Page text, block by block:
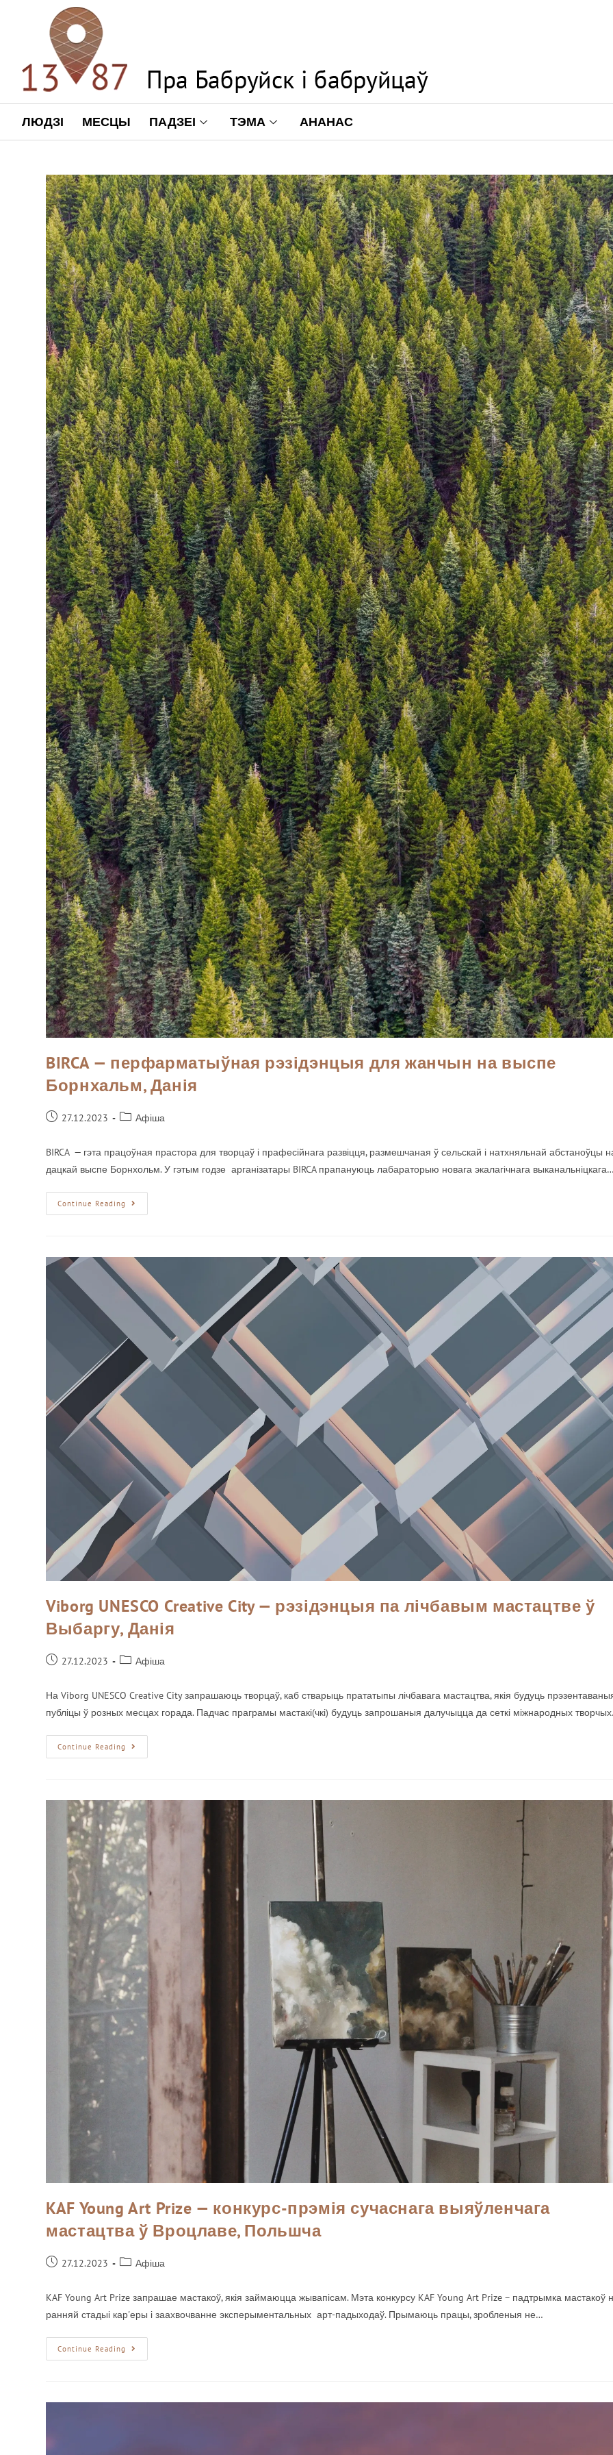
ЛЮДЗІ МЕСЦЫ ПАДЗЕІ ТЭМА АНАНАС
BIRCA — перфарматыўная рэзідэнцыя для жанчын на выспе
Борнхальм, Данія
27.12.2023 Афіша
BIRCA — гэта працоўная прастора для творцаў і прафесійнага развіцця, размешчаная ў сельскай і натхняльнай абстаноўцы
дацкай выспе Борнхольм. У гэтым годзе арганізатары BIRCA прапануюць лабараторыю новага экалагічнага
Continue Reading
Viborg UNESCO Creative City — рэзідэнцыя па лічбавым мастацтве ў
Выбаргу, Данія
27.12.2023 Афіша
На Viborg UNESCO Creative City запрашаюць творцаў, каб стварыць прататыпы лічбавага мастацтва, якія будуць
публіцы ў розных месцах горада. Падчас праграмы мастакі(чкі) будуць запрошаныя далучыцца да сеткі міжнародных
Continue Reading
KAF Young Art Prize — конкурс-прэмія сучаснага выяўленчага
мастацтва ў Вроцлаве, Польшча
27.12.2023 Афіша
KAF Young Art Prize запрашае мастакоў, якія займаюцца жывапісам. Мэта конкурсу KAF Young Art Prize – падтрымка мастакоў
ранняй стадыі кар'еры і заахвочванне эксперыментальных арт-падыходаў. Прымаюць працы, зробленыя не…
Continue Reading